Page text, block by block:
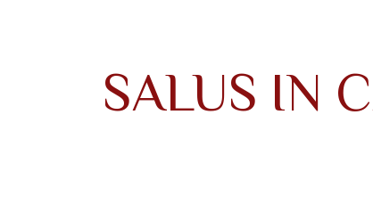
SALUS IN